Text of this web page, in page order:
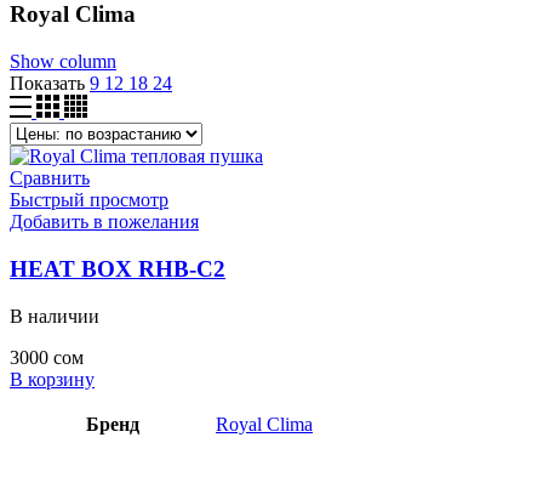
Royal Clima
Show column
Показать 9 12 18 24
Сравнить
Быстрый просмотр
Добавить в пожелания
HEAT BOX RHB-C2
В наличии
3000 сом
В корзину
Бренд Royal Clima